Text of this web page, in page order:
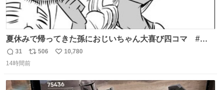
夏休みで帰ってきた孫におじいちゃん大喜び四コマ #四
コマ漫画 #Web漫画 #漫画が読めるハッシュタグ
返
信
31
リ
ポ
ト
506
い
数
10,780
14時間前